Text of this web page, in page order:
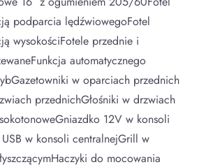
podparcia lędźwiowegoFotel
wysokościFotele przednie i
automatycznego
w oparciach przednich
przednichGłośniki w drzwiach
12V w konsoli
w konsoli centralnejGrill w
do mocowania